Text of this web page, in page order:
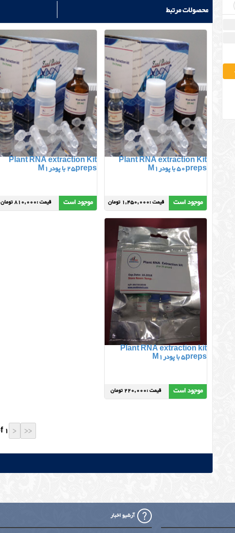
محصولات مرتبط
Plant RNA extraction Kit
50preps با پودرM1
موجود است قیمت :1,450,000 تومان
Plant RNA extraction Kit
25preps با پودرM1
موجود است قیمت :810,000 تومان
Plant RNA extraction kit
5preps با پودرM1
موجود است قیمت :220,000 تومان
1
آرشیو اخبار